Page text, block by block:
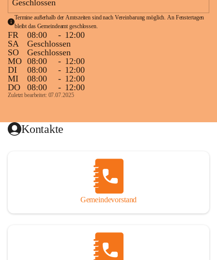
Geschlossen
Termine außerhalb der Amtszeiten sind nach Vereinbarung möglich. An Fenstertagen
bleibt das Gemeindeamt geschlossen.
FR 08:00 - 12:00
SA
Geschlossen
SO
Geschlossen
MO 08:00 - 12:00
DI
08:00 - 12:00
MI
08:00 - 12:00
DO
08:00 - 12:00
Zuletzt bearbeitet: 07.07.2025
Kontakte
Gemeindevorstand